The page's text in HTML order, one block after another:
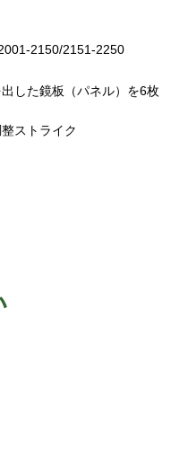
2150/2151-2250
した鏡板（パネル）を6枚
整ストライク